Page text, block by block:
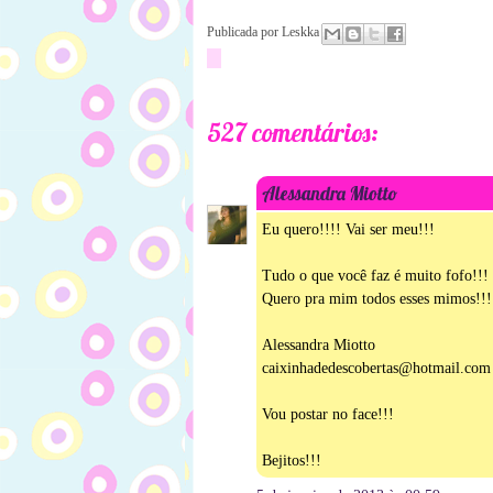
Publicada por Leskka
527 comentários:
Alessandra Miotto
Eu quero!!!! Vai ser meu!!!
Tudo o que você faz é muito fofo!!!
Quero pra mim todos esses mimos!!!
Alessandra Miotto
caixinhadedescobertas@hotmail.com
Vou postar no face!!!
Bejitos!!!